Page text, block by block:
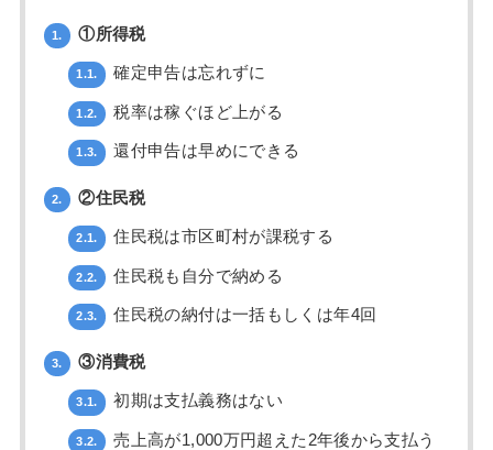
1. ①所得税
1.1. 確定申告は忘れずに
1.2. 税率は稼ぐほど上がる
1.3. 還付申告は早めにできる
2. ②住民税
2.1. 住民税は市区町村が課税する
2.2. 住民税も自分で納める
2.3. 住民税の納付は一括もしくは年4回
3. ③消費税
3.1. 初期は支払義務はない
3.2.
売上高が1,000万円超えた2年後から支払う